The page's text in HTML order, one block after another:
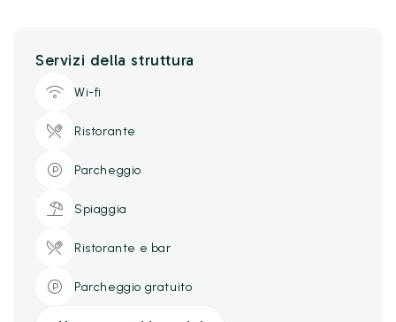
Servizi della struttura
Wi-fi
Ristorante
Parcheggio
Spiaggia
Ristorante e bar
Parcheggio gratuito